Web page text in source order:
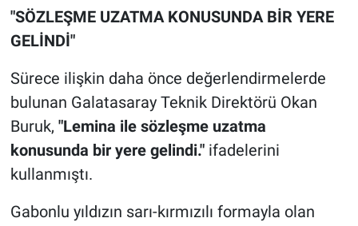
"SÖZLEŞME UZATMA KONUSUNDA BİR YERE
GELİNDİ"
Sürece ilişkin daha önce değerlendirmelerde
bulunan Galatasaray Teknik Direktörü Okan
Buruk, "Lemina ile sözleşme uzatma
konusunda bir yere gelindi." ifadelerini
kullanmıştı.
Gabonlu yıldızın sarı-kırmızılı formayla olan